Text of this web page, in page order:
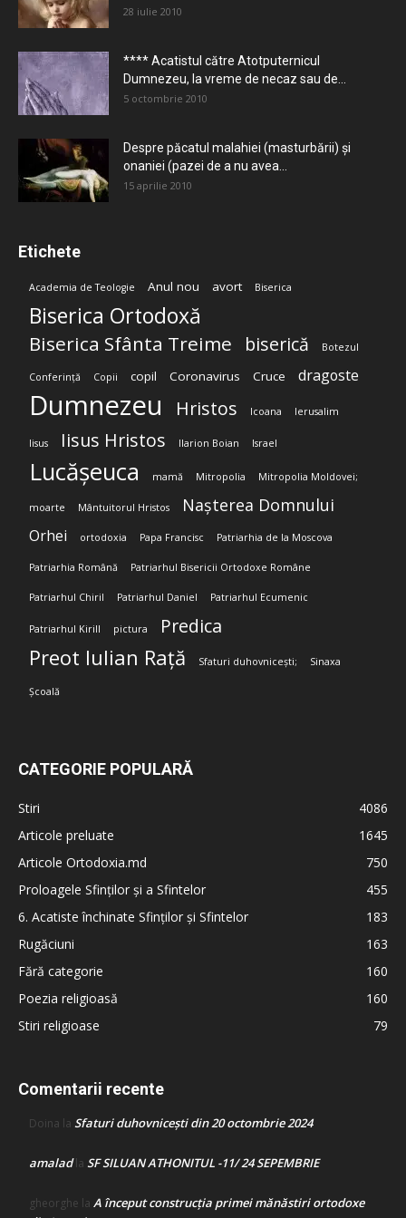
28 iulie 2010
**** Acatistul către Atotputernicul
Dumnezeu, la vreme de necaz sau de...
5 octombrie 2010
Despre păcatul malahiei (masturbării) şi
onaniei (pazei de a nu avea...
15 aprilie 2010
Etichete
Academia de Teologie Anul nou avort Biserica
Biserica Ortodoxă
Biserica Sfânta Treime biserică Botezul
Conferință Copii copil Coronavirus Cruce dragoste
Dumnezeu Hristos Icoana Ierusalim
Iisus Iisus Hristos Ilarion Boian Israel
Lucășeuca mamă Mitropolia Mitropolia Moldovei;
moarte Mântuitorul Hristos Nașterea Domnului
Orhei ortodoxia Papa Francisc Patriarhia de la Moscova
Patriarhia Română Patriarhul Bisericii Ortodoxe Române
Patriarhul Chiril Patriarhul Daniel Patriarhul Ecumenic
Patriarhul Kirill pictura Predica
Preot Iulian Rață Sfaturi duhovnicești; Sinaxa
Școală
CATEGORIE POPULARĂ
Stiri
4086
Articole preluate
1645
Articole Ortodoxia.md
750
Proloagele Sfinților și a Sfintelor
455
6. Acatiste închinate Sfinților și Sfintelor
183
Rugăciuni
163
Fără categorie
160
Poezia religioasă
160
Stiri religioase
79
Comentarii recente
Doina la Sfaturi duhovnicești din 20 octombrie 2024
amaladla SF SILUAN ATHONITUL -11/ 24 SEPEMBRIE
gheorghe la A început construcţia primei mănăstiri ortodoxe